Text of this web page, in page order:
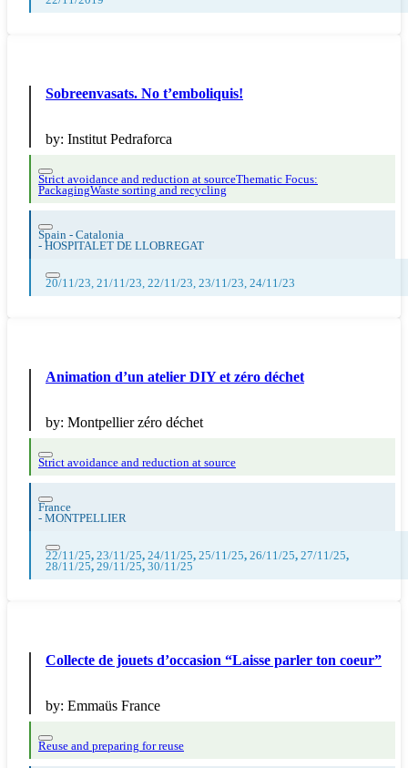
Sobreenvasats. No t’emboliquis!
by: Institut Pedraforca
Strict avoidance and reduction at sourceThematic Focus:
PackagingWaste sorting and recycling
Spain - Catalonia
- HOSPITALET DE LLOBREGAT
20/11/23, 21/11/23, 22/11/23, 23/11/23, 24/11/23
Animation d’un atelier DIY et zéro déchet
by: Montpellier zéro déchet
Strict avoidance and reduction at source
France
- MONTPELLIER
22/11/25, 23/11/25, 24/11/25, 25/11/25, 26/11/25, 27/11/25,
28/11/25, 29/11/25, 30/11/25
Collecte de jouets d’occasion “Laisse parler ton coeur”
by: Emmaüs France
Reuse and preparing for reuse